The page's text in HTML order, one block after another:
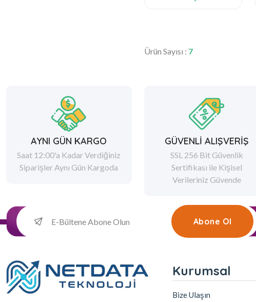
Ürün Sayısı : 7
AYNI GÜN KARGO
Saat 12:00'a Kadar Verdiğiniz
Siparişler Aynı Gün Kargoda
GÜVENLİ ALIŞVERİŞ
SSL 256 Bit Güvenlik
Sertifikası ile Kişisel
Verileriniz Güvende
Abone Ol
Kurumsal
Bize Ulaşın